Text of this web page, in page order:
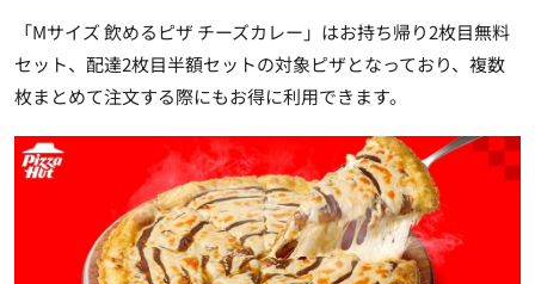
「Mサイズ 飲めるピザ チーズカレー」はお持ち帰り2枚目無料
セット、配達2枚目半額セットの対象ピザとなっており、複数
枚まとめて注文する際にもお得に利用できます。